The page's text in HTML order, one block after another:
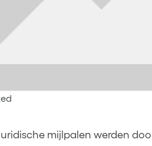
mijlpalen werden